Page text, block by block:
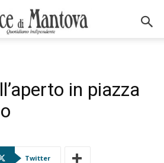
in piazza
Twitter